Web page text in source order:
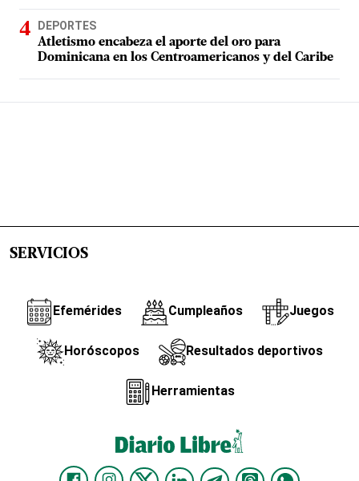
DEPORTES
Atletismo encabeza el aporte del oro para
Dominicana en los Centroamericanos y del Caribe
SERVICIOS
Efemérides Cumpleaños Juegos
Horóscopos Resultados deportivos
Herramientas